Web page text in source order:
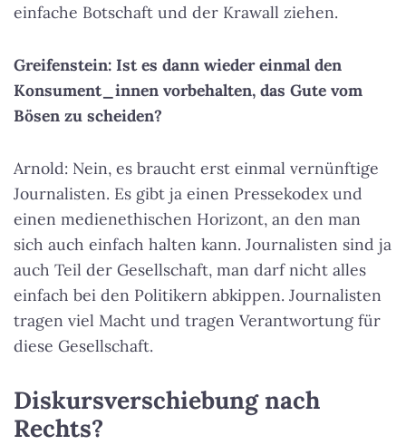
einfache Botschaft und der Krawall ziehen.
Greifenstein: Ist es dann wieder einmal den
Konsument_innen vorbehalten, das Gute vom
Bösen zu scheiden?
Arnold: Nein, es braucht erst einmal vernünftige
Journalisten. Es gibt ja einen Pressekodex und
einen medienethischen Horizont, an den man
sich auch einfach halten kann. Journalisten sind ja
auch Teil der Gesellschaft, man darf nicht alles
einfach bei den Politikern abkippen. Journalisten
tragen viel Macht und tragen Verantwortung für
diese Gesellschaft.
Diskursverschiebung nach
Rechts?